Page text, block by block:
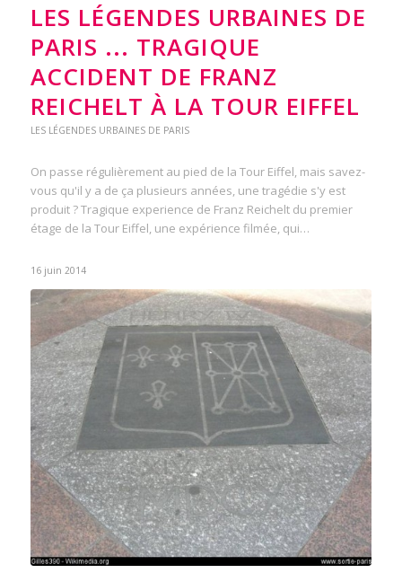
LES LÉGENDES URBAINES DE
PARIS ... TRAGIQUE
ACCIDENT DE FRANZ
REICHELT À LA TOUR EIFFEL
LES LÉGENDES URBAINES DE PARIS
On passe régulièrement au pied de la Tour Eiffel, mais savez-
vous qu'il y a de ça plusieurs années, une tragédie s'y est
produit ? Tragique experience de Franz Reichelt du premier
étage de la Tour Eiffel, une expérience filmée, qui…
16 juin 2014